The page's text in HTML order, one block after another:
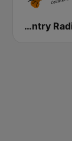
Classic Kickin' Country Radio